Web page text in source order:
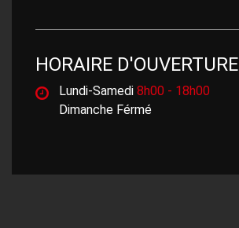
HORAIRE D'OUVERTURE
Lundi-Samedi 8h00 - 18h00
Dimanche Férmé